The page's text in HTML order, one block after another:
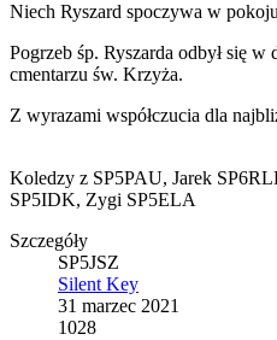
Niech Ryszard spoczywa w
Pogrzeb śp. Ryszarda odbył się
cmentarzu św. Krzyża.
Z wyrazami współczucia dla
Koledzy z SP5PAU, Jarek
SP5IDK, Zygi SP5ELA
Szczegóły
SP5JSZ
Silent Key
31 marzec 2021
1028